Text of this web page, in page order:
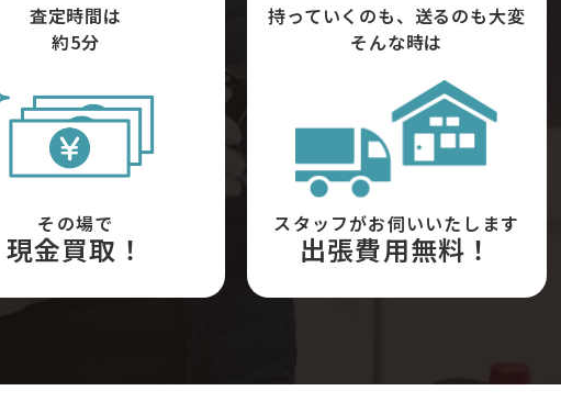
査定時間は
約5分
その場で
現金買取！
持っていくのも、送るのも大変
そんな時は
スタッフがお伺いいたします
出張費用無料！